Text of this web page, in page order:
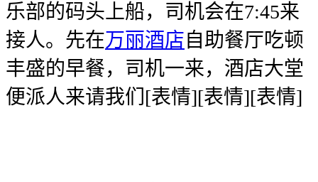
乐部的码头上船，司机会在7:45来
接人。先在万丽酒店自助餐厅吃顿
丰盛的早餐，司机一来，酒店大堂
便派人来请我们[表情][表情][表情]